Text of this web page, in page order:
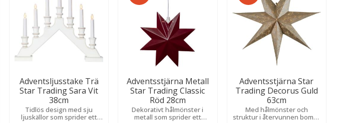
Adventsljusstake Trä
Star Trading Sara Vit
38cm
Tidlös design med sju
ljuskällor som sprider ett
Adventsstjärna Metall
Star Trading Classic
Röd 28cm
Dekorativt hålmönster i
metall som sprider ett
Adventsstjärna Star
Trading Decorus Guld
63cm
Med hålmönster och
struktur i återvunnen bomull